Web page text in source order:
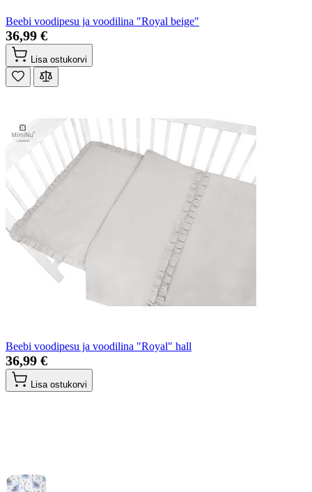
Beebi voodipesu ja voodilina "Royal beige"
36,99 €
Lisa ostukorvi
Beebi voodipesu ja voodilina "Royal" hall
36,99 €
Lisa ostukorvi